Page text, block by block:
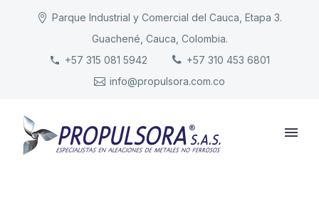
Parque Industrial y Comercial del Cauca, Etapa 3.
Guachené, Cauca, Colombia.
+57 315 081 5942
+57 310 453 6801
info@propulsora.com.co
INICIO
PRODUCTOS